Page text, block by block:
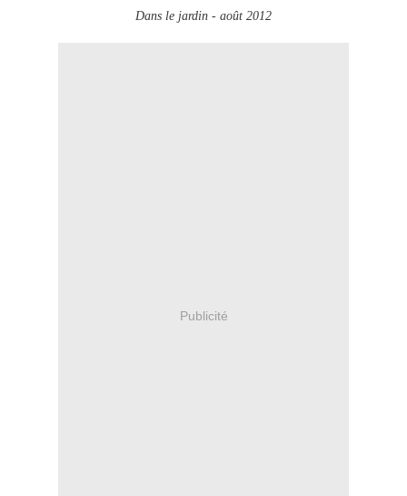
Dans le jardin - août 2012
Publicité